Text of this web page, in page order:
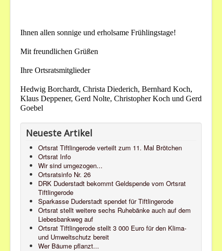
Ihnen allen sonnige und erholsame Frühlingstage!
Mit freundlichen Grüßen
Ihre Ortsratsmitglieder
Hedwig Borchardt, Christa Diederich, Bernhard Koch,
Klaus Deppener, Gerd Nolte, Christopher Koch und Gerd
Goebel
Neueste Artikel
Ortsrat Tiftlingerode verteilt zum 11. Mal Brötchen
Ortsrat Info
Wir sind umgezogen...
Ortsratsinfo Nr. 26
DRK Duderstadt bekommt Geldspende vom Ortsrat
Tiftlingerode
Sparkasse Duderstadt spendet für Tiftlingerode
Ortsrat stellt weitere sechs Ruhebänke auch auf dem
Liebesbankweg auf
Ortsrat Tiftlingerode stellt 3 000 Euro für den Klima-
und Umweltschutz bereit
Wer Bäume pflanzt...